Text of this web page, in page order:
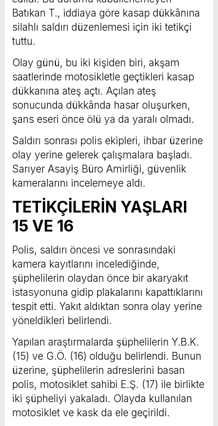
Batıkan T., iddiaya göre kasap dükkânına
silahlı saldırı düzenlemesi için iki tetikçi
tuttu.
Olay günü, bu iki kişiden biri, akşam
saatlerinde motosikletle geçtikleri kasap
dükkanına ateş açtı. Açılan ateş
sonucunda dükkânda hasar oluşurken,
şans eseri önce ölü ya da yaralı olmadı.
Saldırı sonrası polis ekipleri, ihbar üzerine
olay yerine gelerek çalışmalara başladı.
Sarıyer Asayiş Büro Amirliği, güvenlik
kameralarını incelemeye aldı.
TETİKÇİLERİN YAŞLARI
15 VE 16
Polis, saldırı öncesi ve sonrasındaki
kamera kayıtlarını incelediğinde,
şüphelilerin olaydan önce bir akaryakıt
istasyonuna gidip plakalarını kapattıklarını
tespit etti. Yakıt aldıktan sonra olay yerine
yöneldikleri belirlendi.
Yapılan araştırmalarda şüphelilerin Y.B.K.
(15) ve G.Ö. (16) olduğu belirlendi. Bunun
üzerine, şüphelilerin adreslerini basan
polis, motosiklet sahibi E.Ş. (17) ile birlikte
iki şüpheliyi yakaladı. Olayda kullanılan
motosiklet ve kask da ele geçirildi.